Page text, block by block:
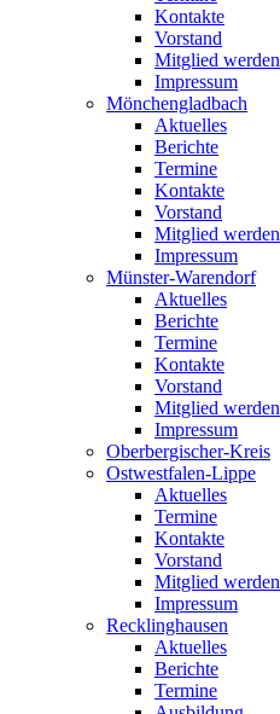
Kontakte
Vorstand
Mitglied werden
Impressum
Mönchengladbach
Aktuelles
Berichte
Termine
Kontakte
Vorstand
Mitglied werden
Impressum
Münster-Warendorf
Aktuelles
Berichte
Termine
Kontakte
Vorstand
Mitglied werden
Impressum
Oberbergischer-Kreis
Ostwestfalen-Lippe
Aktuelles
Termine
Kontakte
Vorstand
Mitglied werden
Impressum
Recklinghausen
Aktuelles
Berichte
Termine